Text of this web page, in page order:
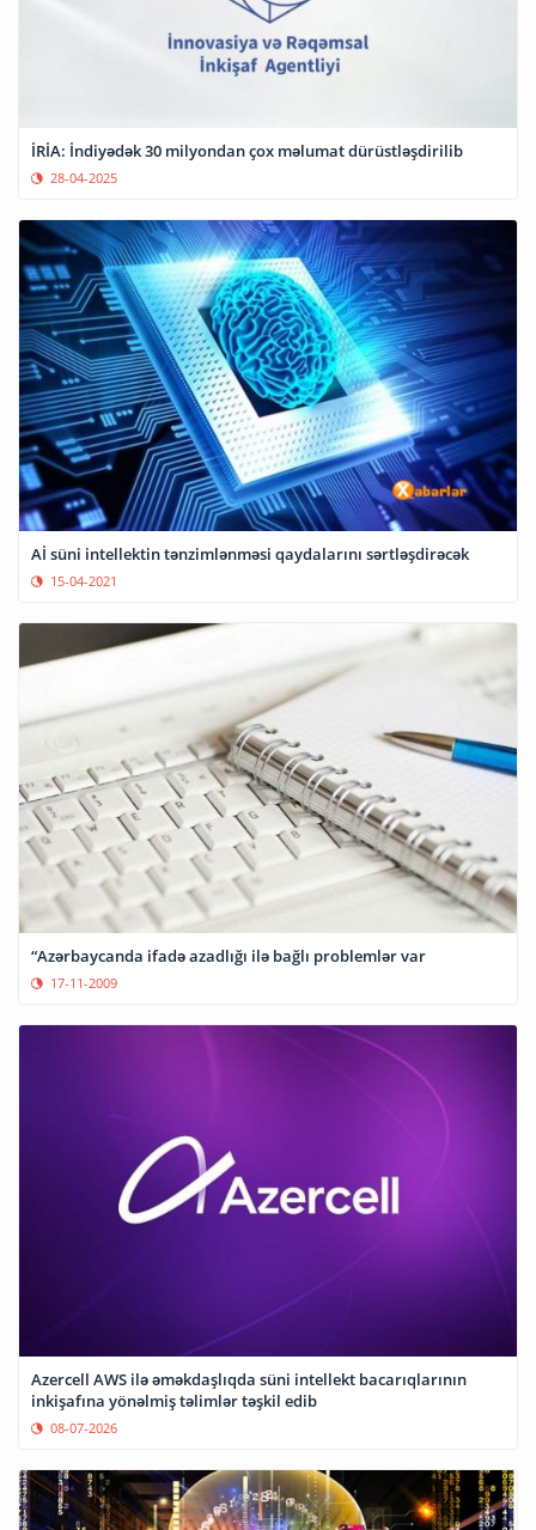
İRİA: İndiyədək 30 milyondan çox məlumat dürüstləşdirilib
28-04-2025
Aİ süni intellektin tənzimlənməsi qaydalarını sərtləşdirəcək
15-04-2021
“Azərbaycanda ifadə azadlığı ilə bağlı problemlər var
17-11-2009
Azercell AWS ilə əməkdaşlıqda süni intellekt bacarıqlarının
inkişafına yönəlmiş təlimlər təşkil edib
08-07-2026